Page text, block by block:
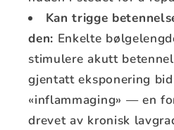
Kan trigge
den: Enkelte
stimulere akutt
gjentatt eksponering
«inflammaging» — en
drevet av kronisk